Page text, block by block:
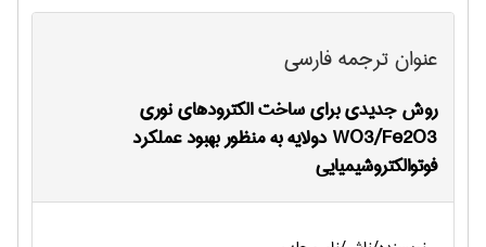
عنوان ترجمه فارسی
روش جدیدی برای ساخت الکترودهای نوری
WO3/Fe2O3 دولایه به منظور بهبود عملکرد
فوتوالکتروشیمیایی